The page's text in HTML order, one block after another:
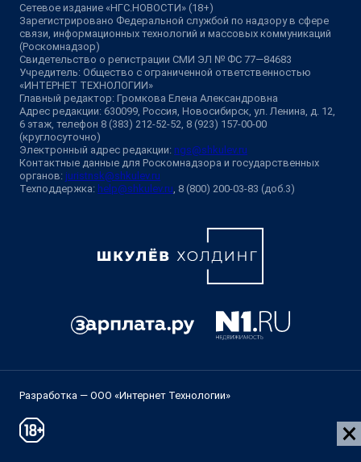
Сетевое издание «НГС.НОВОСТИ» (18+)
Зарегистрировано Федеральной службой по надзору в сфере
связи, информационных технологий и массовых коммуникаций
(Роскомнадзор)
Свидетельство о регистрации СМИ ЭЛ № ФС 77—84683
Учредитель: Общество с ограниченной ответственностью
«ИНТЕРНЕТ ТЕХНОЛОГИИ»
Главный редактор: Громкова Елена Александровна
Адрес редакции: 630099, Россия, Новосибирск, ул. Ленина, д. 12,
6 этаж, телефон 8 (383) 212-52-52, 8 (923) 157-00-00
(круглосуточно)
Электронный адрес редакции: ngs@shkulev.ru
Контактные данные для Роскомнадзора и государственных
органов: juristnsk@shkulev.ru
Техподдержка: help@shkulev.ru , 8 (800) 200-03-83 (доб.3)
Разработка — ООО «Интернет Технологии»